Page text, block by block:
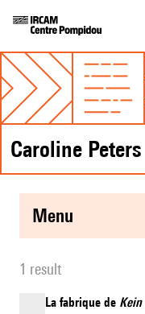
Caroline Peters
menu
1 result
La fabrique de